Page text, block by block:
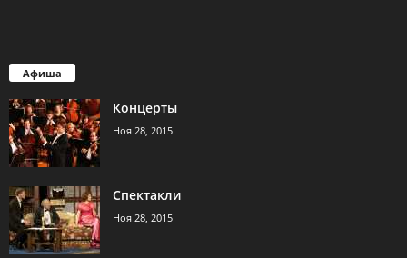
Афиша
Концерты
Ноя 28, 2015
Спектакли
Ноя 28, 2015